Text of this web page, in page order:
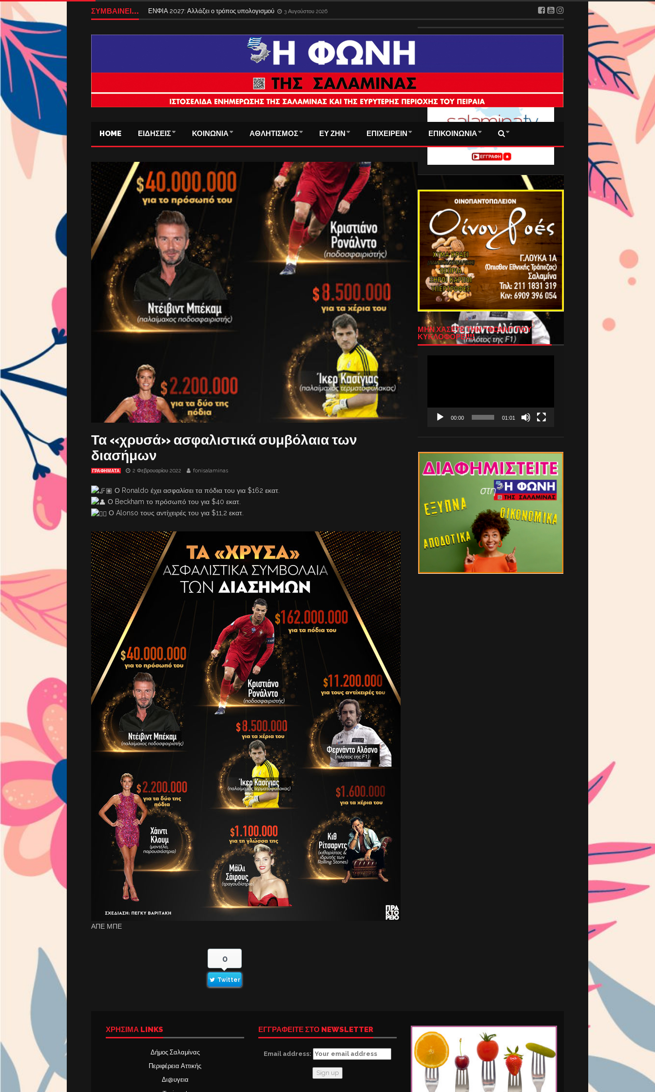
ΣΥΜΒΑΙΝΕΙ... ΕΝΦΙΑ 2027: Αλλάζει ο τρόπος υπολογισμού 3 Αυγούστου 2026
HOME ΕΙΔΗΣΕΙΣ ΚΟΙΝΩΝΙΑ ΑΘΛΗΤΙΣΜΟΣ ΕΥ ΖΗΝ ΕΠΙΧΕΙΡΕΙΝ ΕΠΙΚΟΙΝΩΝΙΑ
Τα «χρυσά» ασφαλιστικά συμβόλαια των
διασήμων
ΓΡΑΦΗΜΑΤΑ 2 Φεβρουαρίου 2022 fonisalaminas
Ο Ronaldo έχει ασφαλίσει τα πόδια του για $162 εκατ.
Ο Beckham το πρόσωπό του για $40 εκατ.
Ο Alonso τους αντίχειρές του για $11,2 εκατ.
ΑΠΕ ΜΠΕ
0
Twitter
ΜΗΝ ΧΑΣΕΤΕ ΤΗΝ “ΦΩΝΗ” ΠΟΥ
ΚΥΚΛΟΦΟΡΕΙ!!!
00:00 01:01
ΧΡΉΣΙΜΑ LINKS
Δήμος Σαλαμίνας
Περιφέρεια Αττικής
Δι@υγεια
ΕΓΓΡΑΦΕΙΤΕ ΣΤΟ NEWSLETTER
Email address: